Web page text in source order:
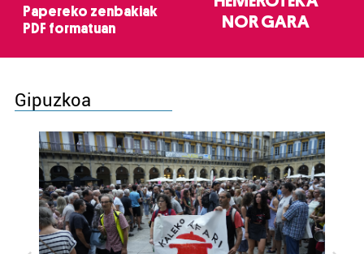
Papereko zenbakiak
PDF formatuan
NOR GARA
Gipuzkoa